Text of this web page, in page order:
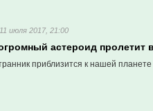
11 июля 2017, 21:00
астероид пролетит
приблизится к нашей